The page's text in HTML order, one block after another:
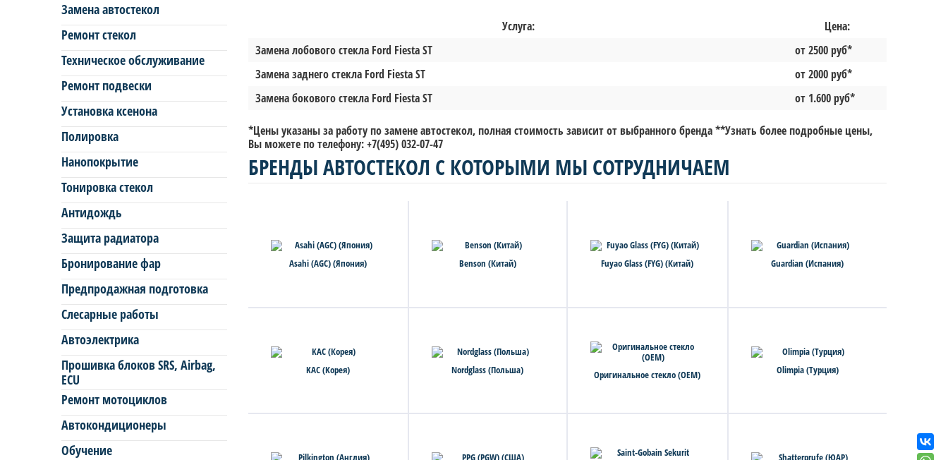
Замена автостекол
Ремонт стекол
Техническое обслуживание
Ремонт подвески
Установка ксенона
Полировка
Нанопокрытие
Тонировка стекол
Антидождь
Защита радиатора
Бронирование фар
Предпродажная подготовка
Слесарные работы
Автоэлектрика
Прошивка блоков SRS, Airbag,
ECU
Ремонт мотоциклов
Автокондиционеры
Обучение
Услуга:
Цена:
Замена лобового стекла Ford Fiesta ST
от 2500 руб*
Замена заднего стекла Ford Fiesta ST
от 2000 руб*
Замена бокового стекла Ford Fiesta ST
от 1.600 руб*
*Цены указаны за работу по замене автостекол, полная стоимость зависит от выбранного бренда **Узнать более подробные цены,
Вы можете по телефону: +7(495) 032-07-47
БРЕНДЫ АВТОСТЕКОЛ С КОТОРЫМИ МЫ СОТРУДНИЧАЕМ
Asahi (AGC) (Япония) Benson (Китай) Fuyao Glass (FYG) (Китай) Guardian (Испания)
KAC (Корея) Nordglass (Польша) Оригинальное стекло (OEM) Olimpia (Турция)